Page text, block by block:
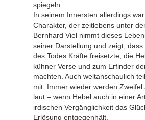
spiegeln.
In seinem Innersten allerdings
Charakter, der zeitlebens unter
Bernhard Viel nimmt dieses
seiner Darstellung und zeigt,
des Todes Kräfte freisetzte, die
kühner Verse und zum Erfinder
machten. Auch weltanschaulich
mit. Immer wieder werden
laut – wenn Hebel auch in einer
irdischen Vergänglichkeit das
Erlösung entgegenhält.